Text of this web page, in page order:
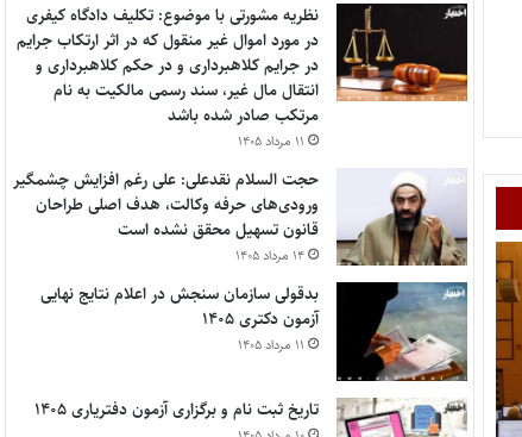
نظریه مشورتی با موضوع: تکلیف دادگاه کیفری
در مورد اموال غیر منقول که در اثر ارتکاب جرایم
در جرایم کلاهبرداری و در حکم کلاهبرداری و
انتقال مال غیر، سند رسمی مالکیت به نام
مرتکب صادر شده باشد
۱۱ مرداد ۱۴۰۵
حجت السلام نقدعلی: علی رغم افزایش چشمگیر
ورودی‌های حرفه وکالت، هدف اصلی طراحان
قانون تسهیل محقق نشده است
۱۴ مرداد ۱۴۰۵
بدقولی سازمان سنجش در اعلام نتایج نهایی
آزمون دکتری ۱۴۰۵
۱۱ مرداد ۱۴۰۵
تاریخ ثبت نام و برگزاری آزمون دفتریاری ۱۴۰۵